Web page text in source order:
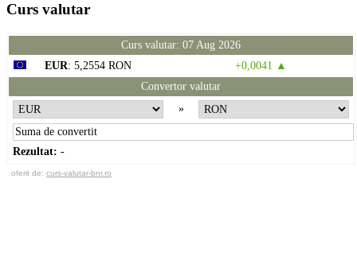
Curs valutar
Curs valutar: 07 Aug 2026
EUR: 5,2554 RON
+0,0041 ▲
Convertor valutar
»
Rezultat: -
oferit de: curs-valutar-bnr.ro